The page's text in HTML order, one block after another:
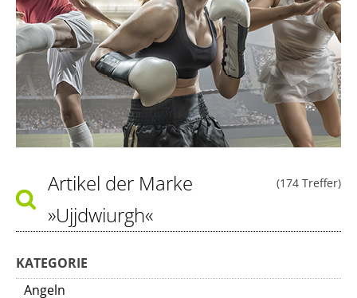
(174 Treffer)
Artikel der Marke
»Ujjdwiurgh«
KATEGORIE
Angeln